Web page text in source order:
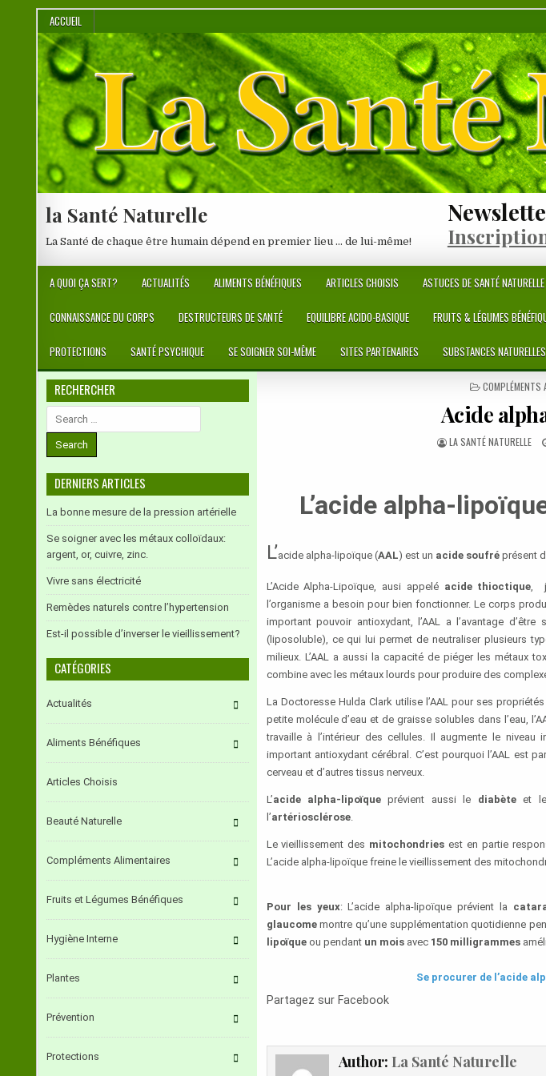
ACCUEIL
la Santé Naturelle
La Santé de chaque être humain dépend en premier lieu … de lui-même!
A QUOI ÇA SERT? ACTUALITÉS ALIMENTS BÉNÉFIQUES ARTICLES CHOISIS ASTUCES DE SANTÉ NATURELLE
CONNAISSANCE DU CORPS DESTRUCTEURS DE SANTÉ EQUILIBRE ACIDO-BASIQUE FRUITS & LÉGUMES
PROTECTIONS SANTÉ PSYCHIQUE SE SOIGNER SOI-MÊME SITES PARTENAIRES SUBSTANCES
POSTED
COMPLÉMENTS
Acide
AUTHOR:
LA SANTÉ NATURELLE
L’acide alpha-
L’acide alpha-lipoïque (AAL) est un acide soufréprésent
L’Acide Alpha-Lipoïque, ausi appeléacide thioctique,
l’organisme a besoin pour bien fonctionner. Le corps
important pouvoir antioxydant, l’AAL a l’avantage
(liposoluble), ce qui lui permet de neutraliser plusieurs
milieux. L’AAL a aussi la capacité de piéger les métaux
combine avec les métaux lourds pour produire des
La Doctoresse Hulda Clark utilise l’AAL pour ses propriétés
petite molécule d’eau et de graisse solubles dans l’eau,
travaille à l’intérieur des cellules. Il augmente le niveau
important antioxydant cérébral. C’est pourquoi l’AAL est
cerveau et d’autres tissus nerveux.
L’acide alpha-lipoïque prévient aussi le diabèteet
l’artériosclérose.
Le vieillissement des mitochondries est en partie
L’acide alpha-lipoïque freine le vieillissement des
Pour les yeux: L’acide alpha-lipoïque prévient la
glaucomemontre qu’une supplémentation quotidienne
lipoïqueou pendant un moisavec 150 milligrammes
Se procurer de l’acide
Partagez sur Facebook
Author: La Santé Naturelle
RECHERCHER
Search
for:
DERNIERS ARTICLES
La bonne mesure de la pression artérielle
Se soigner avec les métaux colloïdaux:
argent, or, cuivre, zinc.
Vivre sans électricité
Remèdes naturels contre l’hypertension
Est-il possible d’inverser le vieillissement?
CATÉGORIES
Actualités
Aliments Bénéfiques
Articles Choisis
Beauté Naturelle
Compléments Alimentaires
Fruits et Légumes Bénéfiques
Hygiène Interne
Plantes
Prévention
Protections